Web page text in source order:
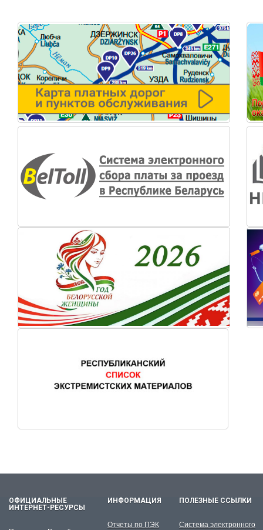
ОФИЦИАЛЬНЫЕ
ИНТЕРНЕТ-РЕСУРСЫ
ИНФОРМАЦИЯ
Отчеты по ПЭК
ПОЛЕЗНЫЕ ССЫЛКИ
Система электронного